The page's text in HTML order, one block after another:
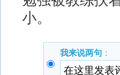
小。
我来说两句 ：